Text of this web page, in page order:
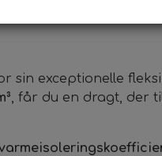
sin exceptionelle
, får du en dragt, der